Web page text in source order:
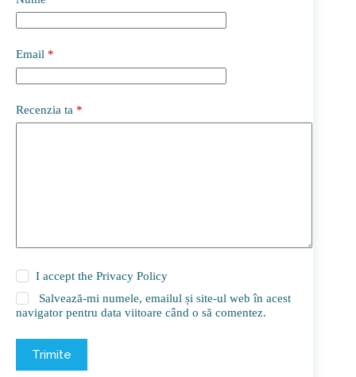
Email *
Recenzia ta *
I accept thePrivacy Policy
Salvează-mi numele, emailul și site-ul web în acest
navigator pentru data viitoare când o să comentez.
Trimite